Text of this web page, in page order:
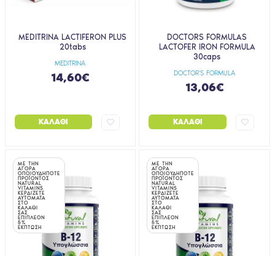
MEDITRINA
MEDITRINA LACTIFERON PLUS
20tabs
14,60€
ΚΑΛΆΘΙ
DOCTOR'S FORMULA
DOCTORS FORMULAS
LACTOFER IRON FORMULA
30caps
13,06€
ΚΑΛΆΘΙ
ΜΕ ΤΗΝ
ΑΓΟΡΑ
ΟΠΟΙΟΥΔΗΠΟΤΕ
ΠΡΟΪΟΝΤΟΣ
NATURAL
VITAMINS
ΚΕΡΔΙΖΕΤΕ
ΑΥΤΟΜΑΤΑ
ΣΤΟ
ΚΑΛΑΘΙ
ΣΑΣ
ΕΠΙΠΛΕΟΝ
5%
ΕΚΠΤΩΣΗ
ΜΕ ΤΗΝ
ΑΓΟΡΑ
ΟΠΟΙΟΥΔΗΠΟΤΕ
ΠΡΟΪΟΝΤΟΣ
NATURAL
VITAMINS
ΚΕΡΔΙΖΕΤΕ
ΑΥΤΟΜΑΤΑ
ΣΤΟ
ΚΑΛΑΘΙ
ΣΑΣ
ΕΠΙΠΛΕΟΝ
5%
ΕΚΠΤΩΣΗ